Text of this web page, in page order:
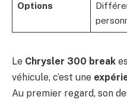
Options
Le Chrysler 300 break
véhicule, c’est une
Au premier regard, son